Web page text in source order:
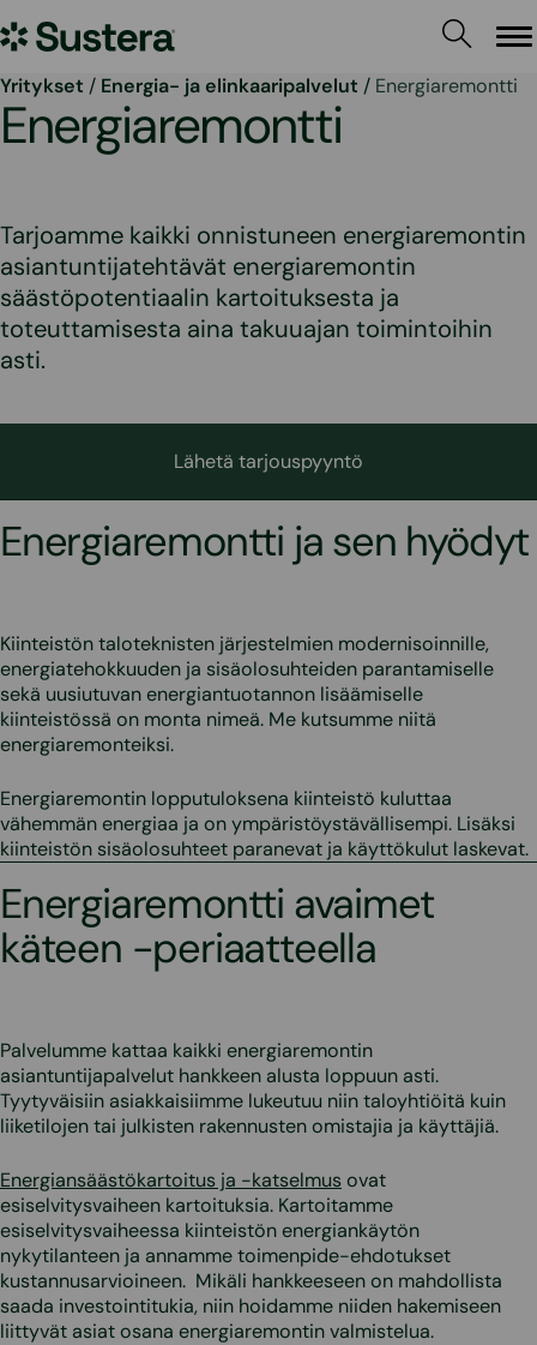
sisältöön
Sustera
Yritykset / Energia- ja elinkaaripalvelut / Energiaremontti
Energiaremontti
Tarjoamme kaikki onnistuneen energiaremontin
asiantuntijatehtävät energiaremontin
säästöpotentiaalin kartoituksesta ja
toteuttamisesta aina takuuajan toimintoihin
asti.
Lähetä tarjouspyyntö
Energiaremontti ja sen hyödyt
Kiinteistön taloteknisten järjestelmien modernisoinnille,
energiatehokkuuden ja sisäolosuhteiden parantamiselle
sekä uusiutuvan energiantuotannon lisäämiselle
kiinteistössä on monta nimeä. Me kutsumme niitä
energiaremonteiksi.
Energiaremontin lopputuloksena kiinteistö kuluttaa
vähemmän energiaa ja on ympäristöystävällisempi. Lisäksi
kiinteistön sisäolosuhteet paranevat ja käyttökulut laskevat.
Energiaremontti avaimet
käteen -periaatteella
Palvelumme kattaa kaikki energiaremontin
asiantuntijapalvelut hankkeen alusta loppuun asti.
Tyytyväisiin asiakkaisiimme lukeutuu niin taloyhtiöitä kuin
liiketilojen tai julkisten rakennusten omistajia ja käyttäjiä.
Energiansäästökartoitus ja -katselmus ovat
esiselvitysvaiheen kartoituksia. Kartoitamme
esiselvitysvaiheessa kiinteistön energiankäytön
nykytilanteen ja annamme toimenpide-ehdotukset
kustannusarvioineen. Mikäli hankkeeseen on mahdollista
saada investointitukia, niin hoidamme niiden hakemiseen
liittyvät asiat osana energiaremontin valmistelua.